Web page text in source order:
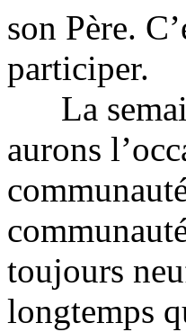
son Père.
La
aurons
toujours
longtemps